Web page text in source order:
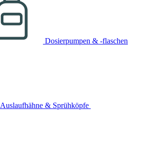
Dosierpumpen & -flaschen
Auslaufhähne & Sprühköpfe